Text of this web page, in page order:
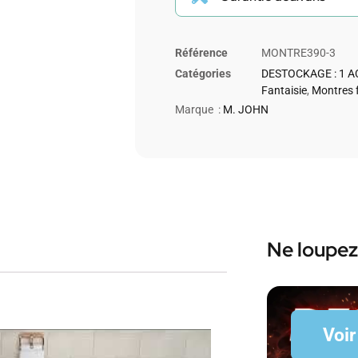
Référence
MONTRE390-3
Catégories
DESTOCKAGE : 1
Fantaisie, Montres
Marque : M. JOHN
Ne